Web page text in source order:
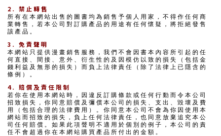
2. 禁止轉售
所有在本網站出售的圖書均為銷售予個人用家，不得作任何商
業轉售，若本公司對訂購產品的用途有任何懷疑，將拒絕發售
該產品。
3. 免責聲明
本網站只提供漫畫銷售服務，我們不會因書本內容所引起的任
何直接、間接、意外、衍生性的及因模仿以致的損失（包括金
錢利益及無形的損失）而負上法律責任（除了法律上已隱含的
條例）。
4. 賠償及責任限制
若你在使用本網站時，因違反訂購條款或任何行動而令本公司
招致損失，你同意賠償及彌償本公司的損失、支出、毀壞及費
用（包括合理的法律費用）。你同意本公司不會為你因使用本
網站而招致的損失，負上任何法律責任，也同意放棄追究本公
司任何賠償。如果此項聲明不適用於個別的例子，本公司的責
任不會超過你在本網站購買產品所付出的金額。